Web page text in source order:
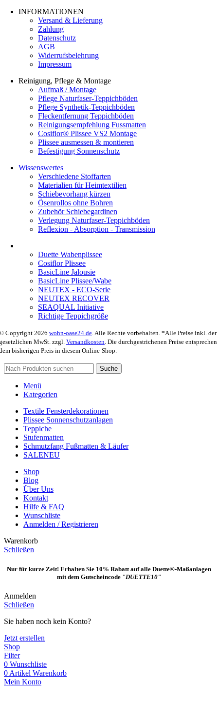
INFORMATIONEN
Versand & Lieferung
Zahlung
Datenschutz
AGB
Widerrufsbelehrung
Impressum
Reinigung, Pflege & Montage
Aufmaß / Montage
Pflege Naturfaser-Teppichböden
Pflege Synthetik-Teppichböden
Fleckentfernung Teppichböden
Reinigungsempfehlung Fussmatten
Cosiflor® Plissee VS2 Montage
Plissee ausmessen & montieren
Befestigung Sonnenschutz
Wissenswertes
Verschiedene Stoffarten
Materialien für Heimtextilien
Schiebevorhang kürzen
Ösenrollos ohne Bohren
Zubehör Schiebegardinen
Verlegung Naturfaser-Teppichböden
Reflexion - Absorption - Transmission
Duette Wabenplissee
Cosiflor Plissee
BasicLine Jalousie
BasicLine Plissee/Wabe
NEUTEX - ECO-Serie
NEUTEX RECOVER
SEAQUAL Initiative
Richtige Teppichgröße
Copyright 2026 wohn-oase24.de. Alle Rechte vorbehalten. *Alle Preise inkl. der
MwSt. zzgl. Versandkosten. Die durchgestrichenen Preise entsprechen
bisherigen Preis in diesem Online-Shop.
Suche
Menü
Kategorien
Textile Fensterdekorationen
Plissee Sonnenschutzanlagen
Teppiche
Stufenmatten
Schmutzfang Fußmatten & Läufer
SALENEU
Shop
Blog
Über Uns
Kontakt
Hilfe & FAQ
Wunschliste
Anmelden / Registrieren
Warenkorb
Schließen
Nur für kurze Zeit! Erhalten Sie 10% Rabatt auf alle Duette®-Maßanlagen
mit dem Gutscheincode "DUETTE10"
Anmelden
Schließen
Sie haben noch kein Konto?
Jetzt erstellen
Shop
Filter
0 Wunschliste
0 Artikel Warenkorb
Mein Konto